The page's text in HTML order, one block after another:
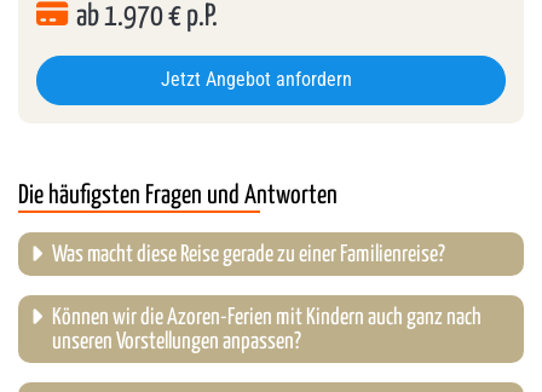
ab1.970€ p.P.
Jetzt Angebot anfordern
Die häufigsten Fragen und Antworten
Was macht diese Reise gerade zu einer Familienreise?
Können wir die Azoren-Ferien mit Kindern auch ganz nach
unseren Vorstellungen anpassen?